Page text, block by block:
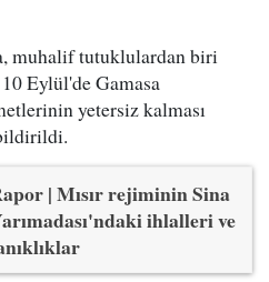
muhalif tutuklulardan biri
Eylül'de Gamasa
yetersiz kalması
| Mısır rejiminin Sina
ihlalleri ve